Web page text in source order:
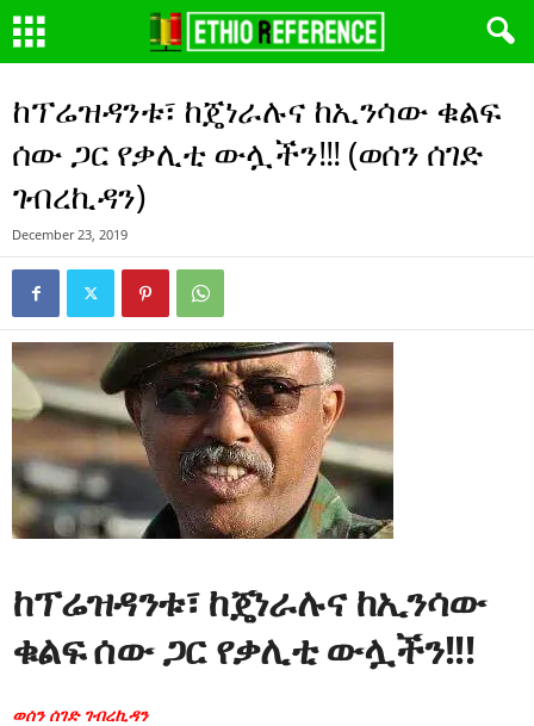
ከፕሬዝዳንቱ፣ ከጄነራሉና ከኢንሳው ቁልፍ
ሰው ጋር የቃሊቲ ውሏችን!!! (ወሰን ሰገድ
ገብረኪዳን)
December 23, 2019
ከፕሬዝዳንቱ፣ ከጄነራሉና ከኢንሳው
ቁልፍ ሰው ጋር የቃሊቲ ውሏችን!!!
ወሰን ሰገድ ገብረኪዳን